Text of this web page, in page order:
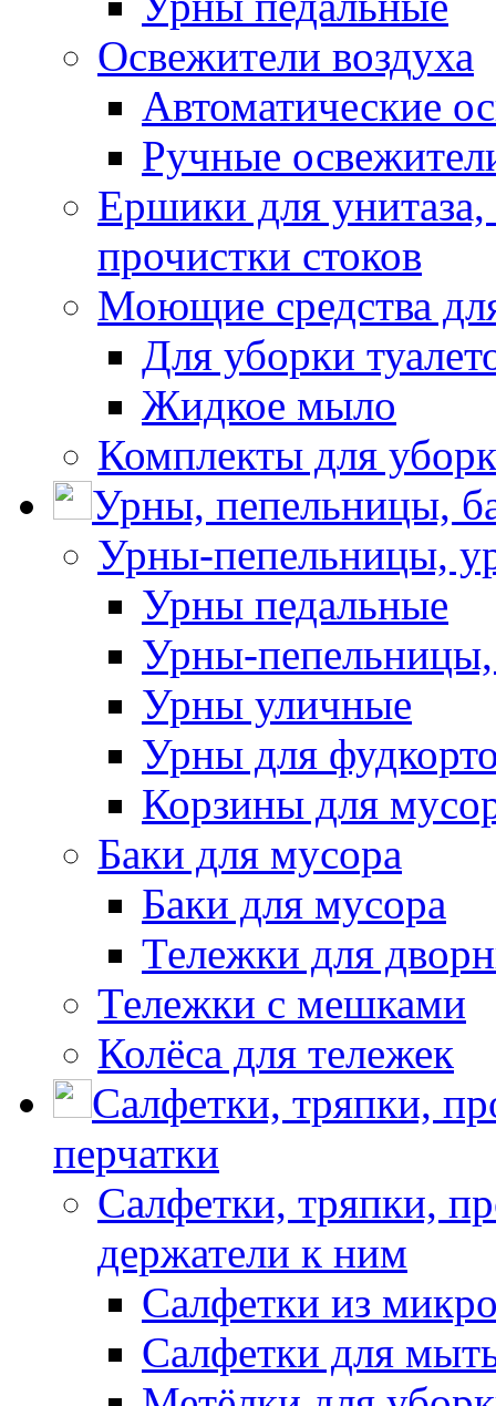
Освежители воздуха
Автоматические
Ручные
Ершики для
прочистки стоков
Моющие средства
Для уборки
Жидкое мыло
Комплекты для
Урны, пепельницы,
Урны-пепельницы,
Урны педальные
Урны-
Урны уличные
Урны для
Корзины для
Баки для мусора
Баки для мусора
Тележки для
Тележки с мешками
Колёса для тележек
Салфетки, тряпки,
перчатки
Салфетки, тряпки,
держатели к ним
Салфетки из
Салфетки для